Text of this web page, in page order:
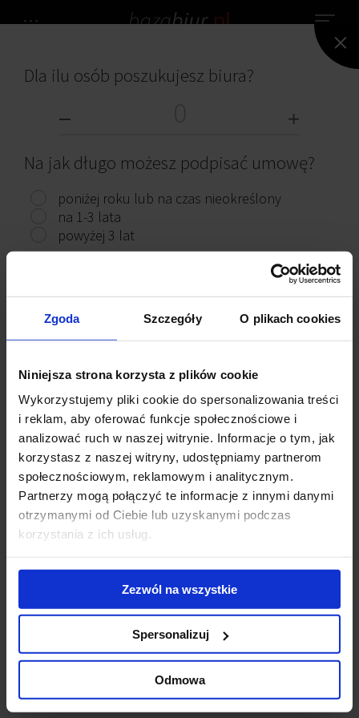
Zgoda Szczegóły O plikach cookies
Niniejsza strona korzysta z plików cookie
Wykorzystujemy pliki cookie do spersonalizowania treści
i reklam, aby oferować funkcje społecznościowe i
analizować ruch w naszej witrynie. Informacje o tym, jak
korzystasz z naszej witryny, udostępniamy partnerom
społecznościowym, reklamowym i analitycznym.
Partnerzy mogą połączyć te informacje z innymi danymi
otrzymanymi od Ciebie lub uzyskanymi podczas
korzystania z ich usług.
Zezwól na wszystkie
Spersonalizuj
Odmowa
NIE ZNALEZIONO ŻADNEGO BIURA.
Przeczytaj ciekawe artykuły
Gigantyczny
kompleks
biurowo-
hotelowy na
finiszu budowy
Modernizacja
kompleksu Diuna
- nowe centrum
konferencyjne
otwarte
Skontaktuj się z nami
Jones Lang LaSalle Sp. z o.o.
Dla ilu osób poszukujesz biura?
Na jak długo możesz podpisać umowę?
poniżej roku lub na czas nieokreślony
na 1-3 lata
powyżej 3 lat